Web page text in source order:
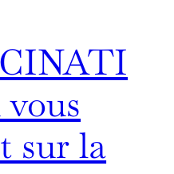
sur la